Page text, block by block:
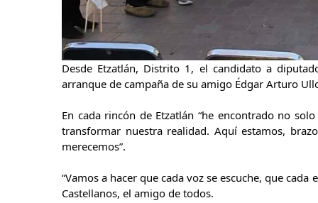
Desde Etzatlán, Distrito 1, el candidato a
arranque de campaña de su amigo Édgar Arturo
En cada rincón de Etzatlán “he encontrado no
transformar nuestra realidad. Aquí estamos,
merecemos”.
“Vamos a hacer que cada voz se escuche, que
Castellanos, el amigo de todos.